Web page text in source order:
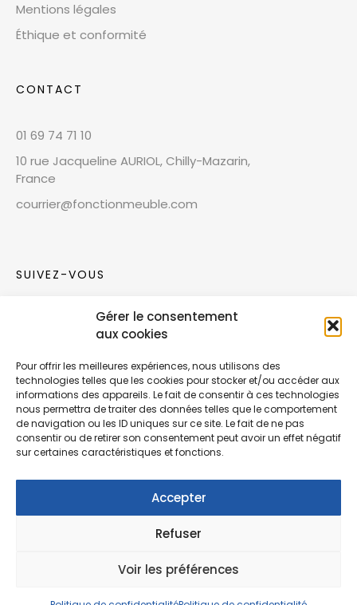
Gérer le consentement
aux cookies
Pour offrir les meilleures expériences, nous utilisons des
technologies telles que les cookies pour stocker et/ou accéder aux
informations des appareils. Le fait de consentir à ces technologies
nous permettra de traiter des données telles que le comportement
de navigation ou les ID uniques sur ce site. Le fait de ne pas
consentir ou de retirer son consentement peut avoir un effet négatif
sur certaines caractéristiques et fonctions.
Accepter
Refuser
Voir les préférences
Mentions légales
Éthique et conformité
CONTACT
01 69 74 71 10
10 rue Jacqueline AURIOL, Chilly-Mazarin,
France
courrier@fonctionmeuble.com
SUIVEZ-VOUS
Rejoignez notre communauté sur les réseaux
Nouvelles collections, vie de l’équipe ou
inspirations : soyez informés de nos dernières
actualités.
© Copyright Fonction Meuble